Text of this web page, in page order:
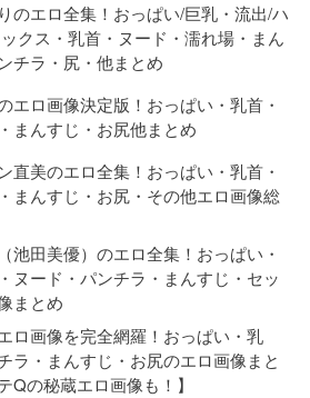
のエロ全集！おっぱい/巨乳・流出/ハ
クス・乳首・ヌード・濡れ場・まん
チラ・尻・他まとめ
エロ画像決定版！おっぱい・乳首・
まんすじ・お尻他まとめ
直美のエロ全集！おっぱい・乳首・
まんすじ・お尻・その他エロ画像総
池田美優）のエロ全集！おっぱい・
ヌード・パンチラ・まんすじ・セッ
まとめ
ロ画像を完全網羅！おっぱい・乳
ラ・まんすじ・お尻のエロ画像まと
Qの秘蔵エロ画像も！】